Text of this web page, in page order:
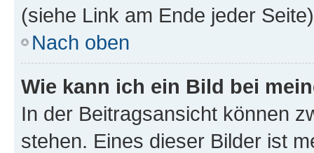
(siehe Link am Ende jeder
Nach oben
Wie kann ich ein Bild bei
In der Beitragsansicht können
stehen. Eines dieser Bilder ist